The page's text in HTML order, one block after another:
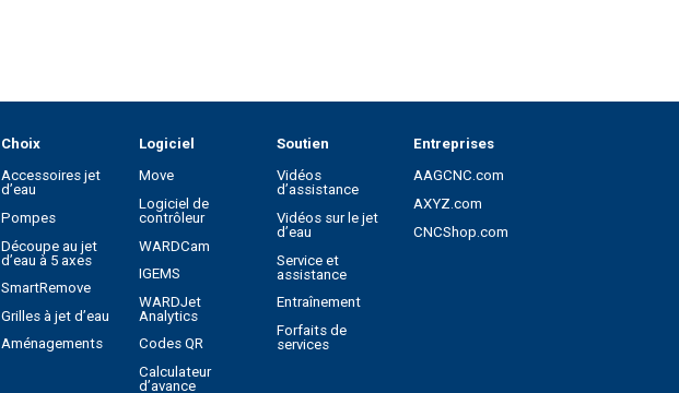
Choix
Accessoires jet
d’eau
Pompes
Découpe au jet
d’eau à 5 axes
SmartRemove
Grilles à jet d’eau
Aménagements
Logiciel
Move
Logiciel de
contrôleur
WARDCam
IGEMS
WARDJet
Analytics
Codes QR
Calculateur
d’avance
Soutien
Vidéos
d’assistance
Vidéos sur le jet
d’eau
Service et
assistance
Entraînement
Forfaits de
services
Entreprises
AAGCNC.com
AXYZ.com
CNCShop.com